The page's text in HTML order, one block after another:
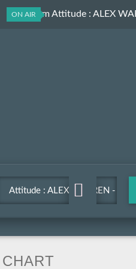
ON AIR
Les Aprem Attitude : ALEX
Attitude : ALEX WARREN -
Ordinary
CHART